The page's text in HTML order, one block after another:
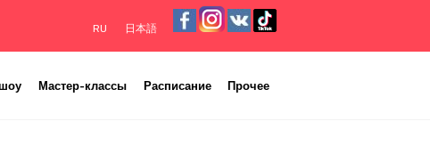
RU 日本語
Мастер-классы Расписание Прочее